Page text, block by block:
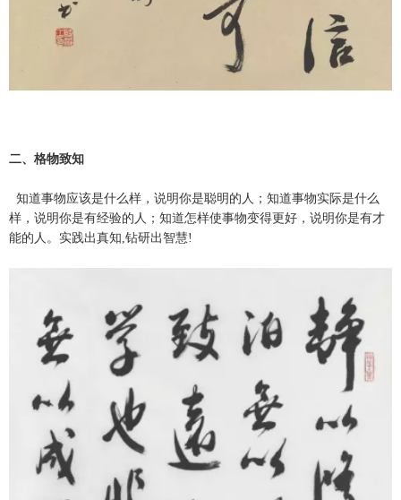
二、格物致知
知道事物应该是什么样，说明你是聪明的人；知道事物实际是什么
样，说明你是有经验的人；知道怎样使事物变得更好，说明你是有才
能的人。实践出真知,钻研出智慧!